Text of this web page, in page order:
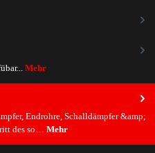
Endrohre, Schalldämpfer &amp;
des so… Mehr
Mehr